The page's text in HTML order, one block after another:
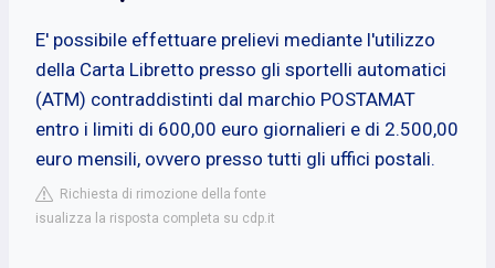
E' possibile effettuare prelievi mediante l'utilizzo
della Carta Libretto presso gli sportelli automatici
(ATM) contraddistinti dal marchio POSTAMAT
entro i limiti di 600,00 euro giornalieri e di 2.500,00
euro mensili, ovvero presso tutti gli uffici postali.
Richiesta di rimozione della fonte
isualizza la risposta completa su cdp.it